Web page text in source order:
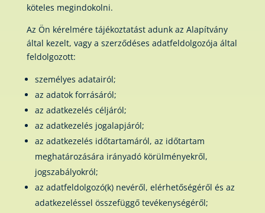
köteles megindokolni.
Az Ön kérelmére tájékoztatást adunk az Alapítvány
által kezelt, vagy a szerződéses adatfeldolgozója által
feldolgozott:
személyes adatairól;
az adatok forrásáról;
az adatkezelés céljáról;
az adatkezelés jogalapjáról;
az adatkezelés időtartamáról, az időtartam
meghatározására irányadó körülményekről,
jogszabályokról;
az adatfeldolgozó(k) nevéről, elérhetőségéről és az
adatkezeléssel összefüggő tevékenységéről;